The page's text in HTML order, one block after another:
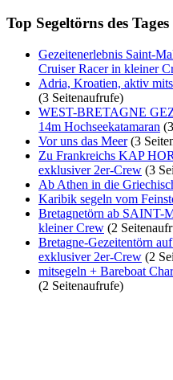
Top Segeltörns des Tages
Gezeitenerlebnis Saint-
Cruiser Racer in kleiner
Adria, Kroatien, aktiv
(3 Seitenaufrufe)
WEST-BRETAGNE
14m Hochseekatamaran
Vor uns das Meer(3
Zu Frankreichs KAP
exklusiver 2er-Crew (3
Ab Athen in die
Karibik segeln vom
Bretagnetörn ab SAINT-
kleiner Crew (2
Bretagne-Gezeitentörn
exklusiver 2er-Crew (2
mitsegeln + Bareboat
(2 Seitenaufrufe)